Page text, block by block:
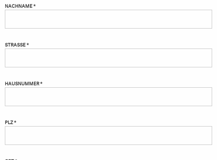
NACHNAME *
STRASSE *
HAUSNUMMER *
PLZ *